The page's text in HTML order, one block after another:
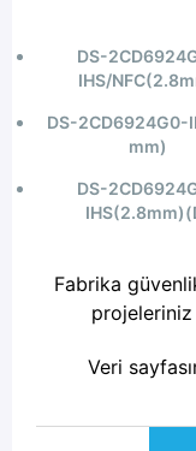
DS-
IHS/
DS-2CD6924G0-
mm)
DS-
Fabrika
Veri